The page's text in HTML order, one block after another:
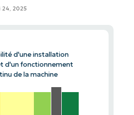
24, 2025
d'une installation
d'un fonctionnement
de la machine